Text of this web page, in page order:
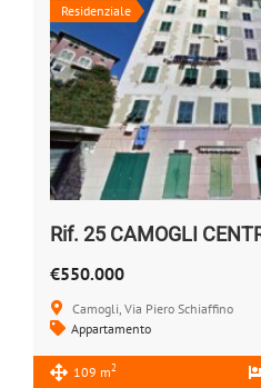
Residenziale
€550.000
Camogli, Via Piero Schiaffino
Appartamento
109 m2